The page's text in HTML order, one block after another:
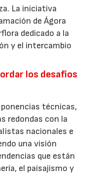
La iniciativa
de Ágora
dedicado a la
y el intercambio
los desafíos
técnicas,
redondas con la
nacionales e
una visión
que están
el paisajismo y